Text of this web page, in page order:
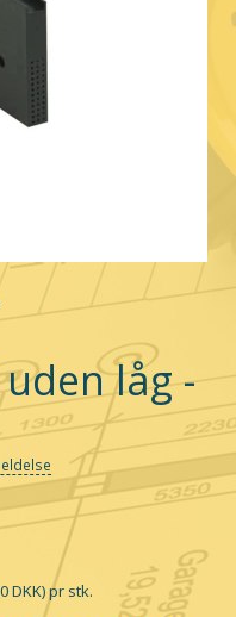
låg -
DKK)pr stk.